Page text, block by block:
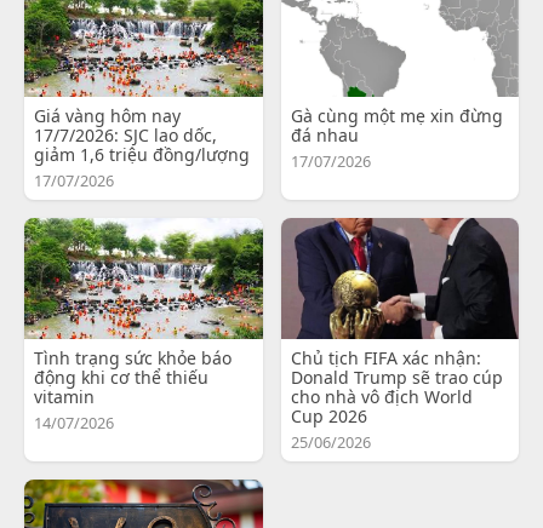
Giá vàng hôm nay
17/7/2026: SJC lao dốc,
giảm 1,6 triệu đồng/lượng
17/07/2026
Gà cùng một mẹ xin đừng
đá nhau
17/07/2026
Tình trạng sức khỏe báo
động khi cơ thể thiếu
vitamin
14/07/2026
Chủ tịch FIFA xác nhận:
Donald Trump sẽ trao cúp
cho nhà vô địch World
Cup 2026
25/06/2026